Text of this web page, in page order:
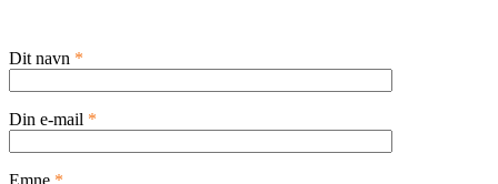
Dit navn *
Din e-mail *
Emne *